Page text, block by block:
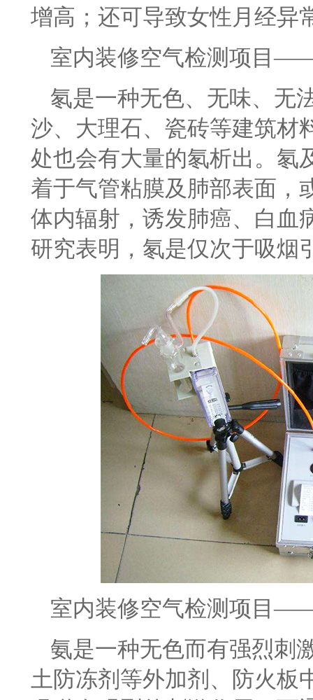
增高；还可导致女性月经异
室内装修空气检测项目
氡是一种无色、无味、无
沙、大理石、瓷砖等建筑材
处也会有大量的氡析出。氡
着于气管粘膜及肺部表面，
体内辐射，诱发肺癌、白血
研究表明，氡是仅次于吸烟
室内装修空气检测项目
氨是一种无色而有强烈刺
土防冻剂等外加剂、防火板